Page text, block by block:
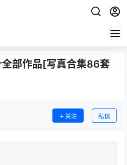
部作品[写真合集86套
关注 私信